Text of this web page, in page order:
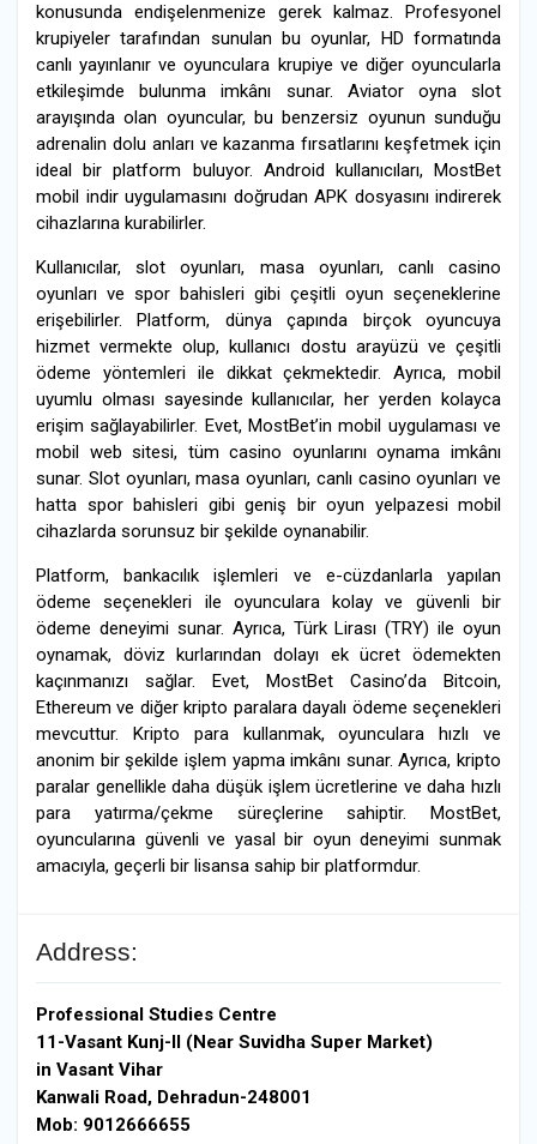
konusunda endişelenmenize gerek kalmaz. Profesyonel
krupiyeler tarafından sunulan bu oyunlar, HD formatında
canlı yayınlanır ve oyunculara krupiye ve diğer oyuncularla
etkileşimde bulunma imkânı sunar. Aviator oyna slot
arayışında olan oyuncular, bu benzersiz oyunun sunduğu
adrenalin dolu anları ve kazanma fırsatlarını keşfetmek için
ideal bir platform buluyor. Android kullanıcıları, MostBet
mobil indir uygulamasını doğrudan APK dosyasını indirerek
cihazlarına kurabilirler.
Kullanıcılar, slot oyunları, masa oyunları, canlı casino
oyunları ve spor bahisleri gibi çeşitli oyun seçeneklerine
erişebilirler. Platform, dünya çapında birçok oyuncuya
hizmet vermekte olup, kullanıcı dostu arayüzü ve çeşitli
ödeme yöntemleri ile dikkat çekmektedir. Ayrıca, mobil
uyumlu olması sayesinde kullanıcılar, her yerden kolayca
erişim sağlayabilirler. Evet, MostBet’in mobil uygulaması ve
mobil web sitesi, tüm casino oyunlarını oynama imkânı
sunar. Slot oyunları, masa oyunları, canlı casino oyunları ve
hatta spor bahisleri gibi geniş bir oyun yelpazesi mobil
cihazlarda sorunsuz bir şekilde oynanabilir.
Platform, bankacılık işlemleri ve e-cüzdanlarla yapılan
ödeme seçenekleri ile oyunculara kolay ve güvenli bir
ödeme deneyimi sunar. Ayrıca, Türk Lirası (TRY) ile oyun
oynamak, döviz kurlarından dolayı ek ücret ödemekten
kaçınmanızı sağlar. Evet, MostBet Casino’da Bitcoin,
Ethereum ve diğer kripto paralara dayalı ödeme seçenekleri
mevcuttur. Kripto para kullanmak, oyunculara hızlı ve
anonim bir şekilde işlem yapma imkânı sunar. Ayrıca, kripto
paralar genellikle daha düşük işlem ücretlerine ve daha hızlı
para yatırma/çekme süreçlerine sahiptir. MostBet,
oyuncularına güvenli ve yasal bir oyun deneyimi sunmak
amacıyla, geçerli bir lisansa sahip bir platformdur.
Address:
Professional Studies Centre
11-Vasant Kunj-II (Near Suvidha Super Market)
in Vasant Vihar
Kanwali Road, Dehradun-248001
Mob: 9012666655